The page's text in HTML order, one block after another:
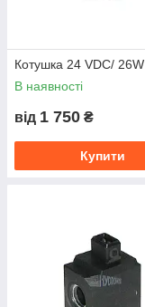
Котушка 24 VDC/ 26W
В наявності
від 1 750 ₴
Купити